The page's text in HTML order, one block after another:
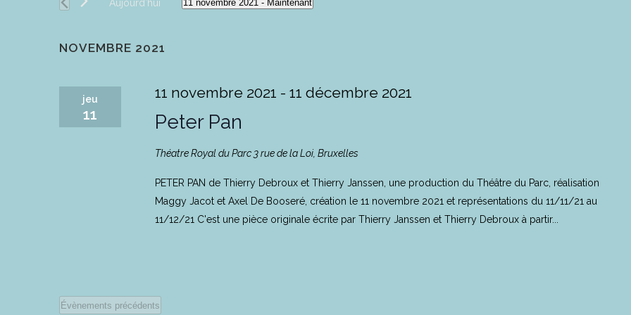
Aujourd’hui 11 novembre 2021 - Maintenant
NOVEMBRE 2021
jeu
11 Peter Pan
11 novembre 2021 - 11 décembre 2021
Théatre Royal du Parc 3 rue de la Loi, Bruxelles
PETER PAN de Thierry Debroux et Thierry Janssen, une production du Théâtre du Parc, réalisation
Maggy Jacot et Axel De Booseré, création le 11 novembre 2021 et représentations du 11/11/21 au
11/12/21 C'est une pièce originale écrite par Thierry Janssen et Thierry Debroux à partir...
Évènements précédents